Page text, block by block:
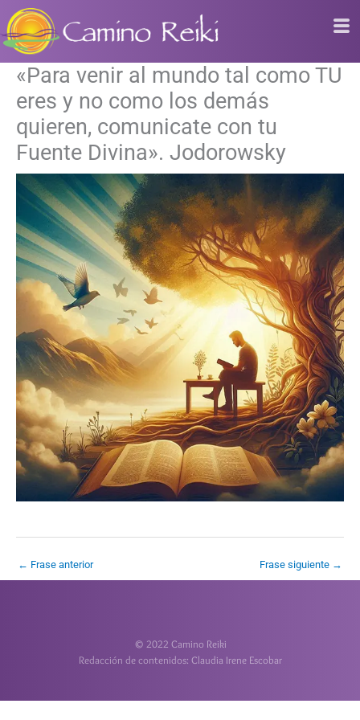
al
contenido
«Para venir al mundo tal como TU
eres y no como los demás
quieren, comunicate con tu
Fuente Divina». Jodorowsky
← Frase anterior Frase siguiente →
© 2022 Camino Reiki
Redacción de contenidos: Claudia Irene Escobar